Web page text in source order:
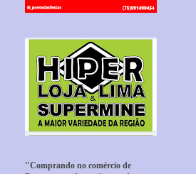
"Comprando no comércio de